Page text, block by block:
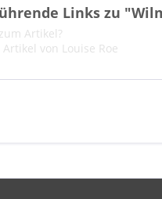
Links zu
Artikel?
von Louise Roe